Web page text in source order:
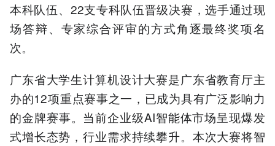
本科队伍、22支专科队伍晋级决赛，选手通过现
场答辩、专家综合评审的方式角逐最终奖项名
次。
广东省大学生计算机设计大赛是广东省教育厅主
办的12项重点赛事之一，已成为具有广泛影响力
的金牌赛事。当前企业级AI智能体市场呈现爆发
式增长态势，行业需求持续攀升。本次大赛将智